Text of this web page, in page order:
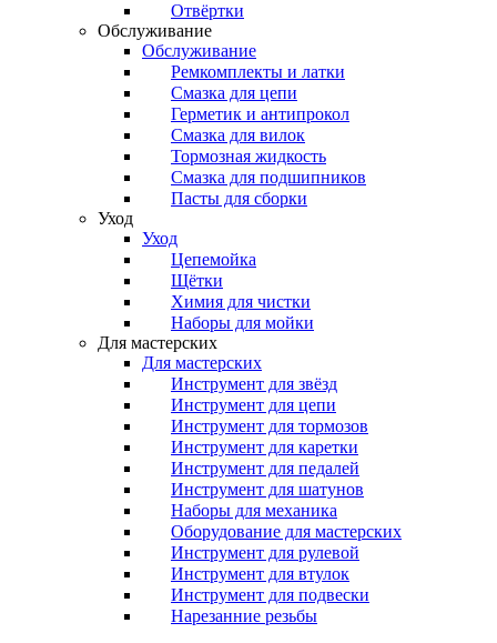
Отвёртки
Обслуживание
Обслуживание
Ремкомплекты и латки
Смазка для цепи
Герметик и антипрокол
Смазка для вилок
Тормозная жидкость
Смазка для подшипников
Пасты для сборки
Уход
Уход
Цепемойка
Щётки
Химия для чистки
Наборы для мойки
Для мастерских
Для мастерских
Инструмент для звёзд
Инструмент для цепи
Инструмент для тормозов
Инструмент для каретки
Инструмент для педалей
Инструмент для шатунов
Наборы для механика
Оборудование для мастерских
Инструмент для рулевой
Инструмент для втулок
Инструмент для подвески
Нарезанние резьбы